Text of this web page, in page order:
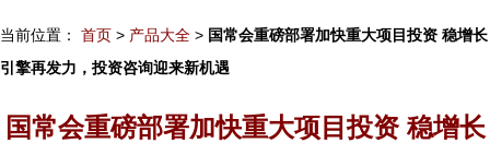
当前位置： 首页 > 产品大全 > 国常会重磅部署加快重大项目投资 稳增长
引擎再发力，投资咨询迎来新机遇
国常会重磅部署加快重大项目投资 稳增长